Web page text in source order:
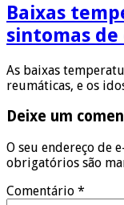
Baixas
sintomas
As baixas
reumáticas, e os
Deixe um
O seu endereço de
obrigatórios são
Comentário *